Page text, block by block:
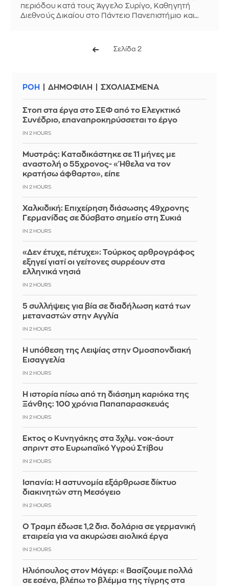
περιόδου κατά τους Άγγελο Συρίγο, Καθηγητή
Διεθνούς Δικαίου στο Πάντειο Πανεπιστήμιο και
Σελίδα 2
ΡΟΗ ΔΗΜΟΦΙΛΗ ΣΧΟΛΙΑΣΜΕΝΑ
Στοπ στα έργα στο ΣΕΦ από το Ελεγκτικό
Συνέδριο, επαναπροκηρύσσεται το έργο
IN 2 HOURS
Μυστράς: Καταδικάστηκε σε 11 μήνες με
αναστολή ο 55χρονος- «Ήθελα να τον
κρατήσω άφθαρτο», είπε
IN 2 HOURS
Χαλκιδική: Επιχείρηση διάσωσης 49χρονης
Γερμανίδας σε δύσβατο σημείο στη Συκιά
IN 2 HOURS
«Δεν έτυχε, πέτυχε»: Τούρκος αρθρογράφος
εξηγεί γιατί οι γείτονες συρρέουν στα
ελληνικά νησιά
IN 2 HOURS
5 συλλήψεις για βία σε διαδήλωση κατά των
μεταναστών στην Αγγλία
IN 2 HOURS
Η υπόθεση της Λειψίας στην Ομοσπονδιακή
Εισαγγελία
IN 2 HOURS
Η ιστορία πίσω από τη διάσημη καριόκα της
Ξάνθης: 100 χρόνια Παπαπαρασκευάς
IN 2 HOURS
Έκτος ο Κυνηγάκης στα 3χλμ. νοκ-άουτ
σπριντ στο Ευρωπαϊκό Υγρού Στίβου
IN 2 HOURS
Ισπανία: Η αστυνομία εξάρθρωσε δίκτυο
διακινητών στη Μεσόγειο
IN 2 HOURS
Ο Τραμπ έδωσε 1,2 δισ. δολάρια σε γερμανική
εταιρεία για να ακυρώσει αιολικά έργα
IN 2 HOURS
Ηλιόπουλος στον Μάγερ: «Βασίζουμε πολλά
σε εσένα, βλέπω το βλέμμα της τίγρης στα